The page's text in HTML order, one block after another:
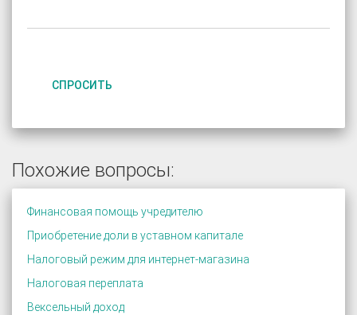
СПРОСИТЬ
Похожие вопросы:
Финансовая помощь учредителю
Приобретение доли в уставном капитале
Налоговый режим для интернет-магазина
Налоговая переплата
Вексельный доход